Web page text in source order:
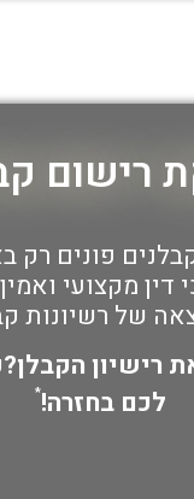
רישום
פונים רק
דין מקצועי
של רשיונות
רישיון
לכם בחזרה!*